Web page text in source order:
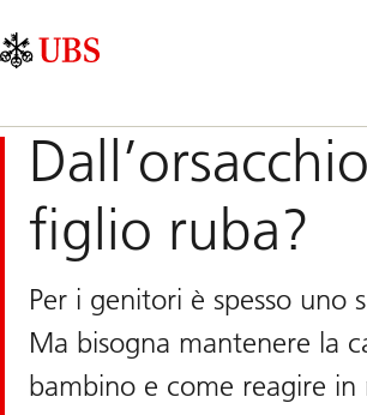
Area
principale
figlio ruba?
Per i genitori è spesso
Ma bisogna mantenere la
bambino e come reagire